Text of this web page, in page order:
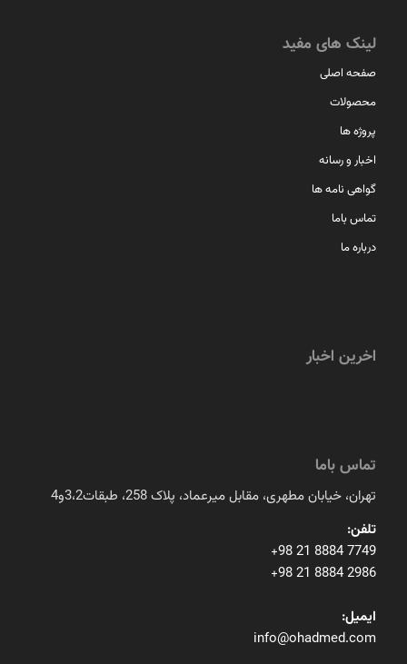
لینک های مفید
صفحه اصلی
محصولات
پروژه ها
اخبار و رسانه
گواهی نامه ها
تماس باما
درباره ما
اخرین اخبار
تماس باما
تهران، خیابان مطهری، مقابل میرعماد، پلاک 258، طبقات3،2و4
تلفن:
+98 21 8884 7749
+98 21 8884 2986
ایمیل:
info@ohadmed.com